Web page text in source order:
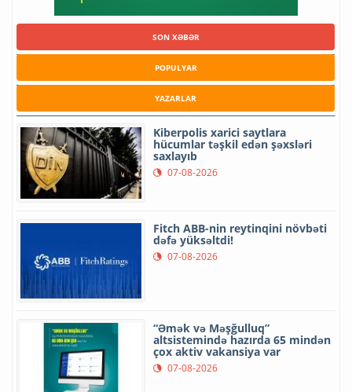
SON XƏBƏR
POPULYAR
YAZARLAR
Kiberpolis xarici saytlara
hücumlar təşkil edən şəxsləri
saxlayıb
07-08-2026
Fitch ABB-nin reytinqini növbəti
dəfə yüksəltdi!
07-08-2026
“Əmək və Məşğulluq”
altsistemində hazırda 65 mindən
çox aktiv vakansiya var
07-08-2026